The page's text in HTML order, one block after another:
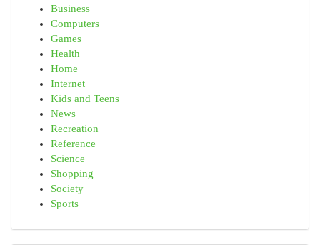
Business
Computers
Games
Health
Home
Internet
Kids and Teens
News
Recreation
Reference
Science
Shopping
Society
Sports